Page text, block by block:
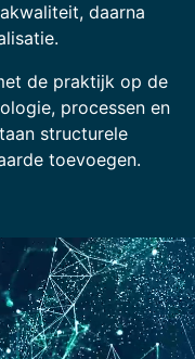
daarna
de praktijk op de
processen en
structurele
toevoegen.